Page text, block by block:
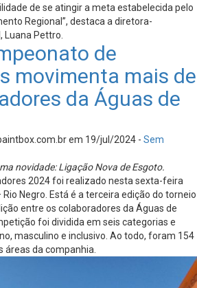
de se atingir a meta estabelecida pelo
Regional”, destaca a diretora-
Luana Pettro.
de
movimenta mais de
da Águas de
em 19/jul/2024 - Sem
novidade: Ligação Nova de Esgoto.
2024 foi realizado nesta sexta-feira
Negro. Está é a terceira edição do torneio
entre os colaboradores da Águas de
foi dividida em seis categorias e
masculino e inclusivo. Ao todo, foram 154
áreas da companhia.